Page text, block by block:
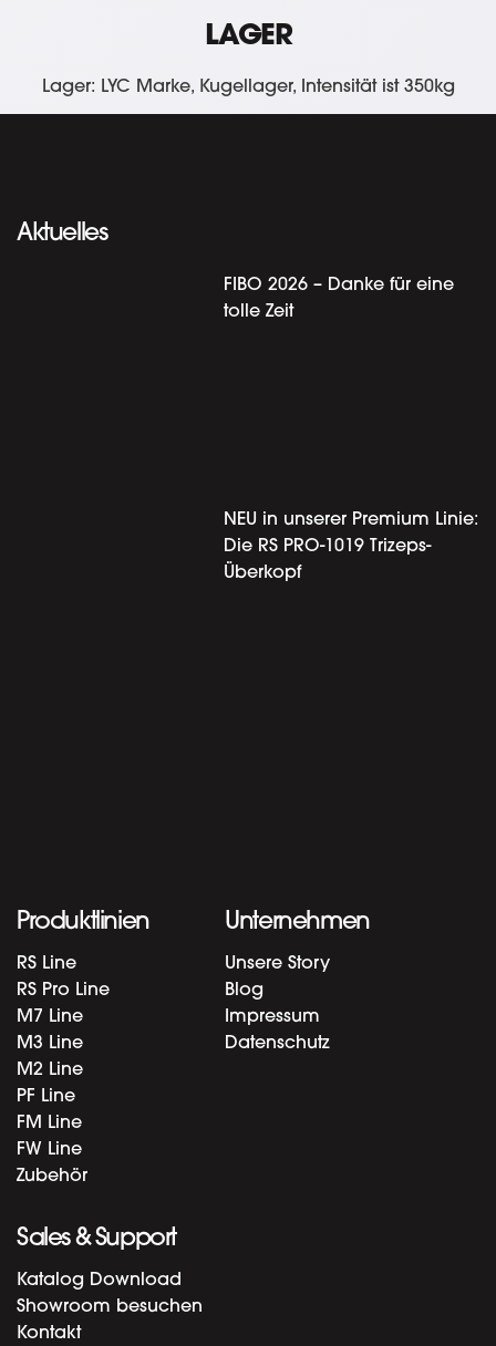
LAGER
Lager: LYC Marke, Kugellager, Intensität ist 350kg
Aktuelles
FIBO 2026 – Danke für eine
tolle Zeit
NEU in unserer Premium Linie:
Die RS PRO-1019 Trizeps-
Überkopf
Produktlinien
RS Line
RS Pro Line
M7 Line
M3 Line
M2 Line
PF Line
FM Line
FW Line
Zubehör
Unternehmen
Unsere Story
Blog
Impressum
Datenschutz
Sales & Support
Katalog Download
Showroom besuchen
Kontakt